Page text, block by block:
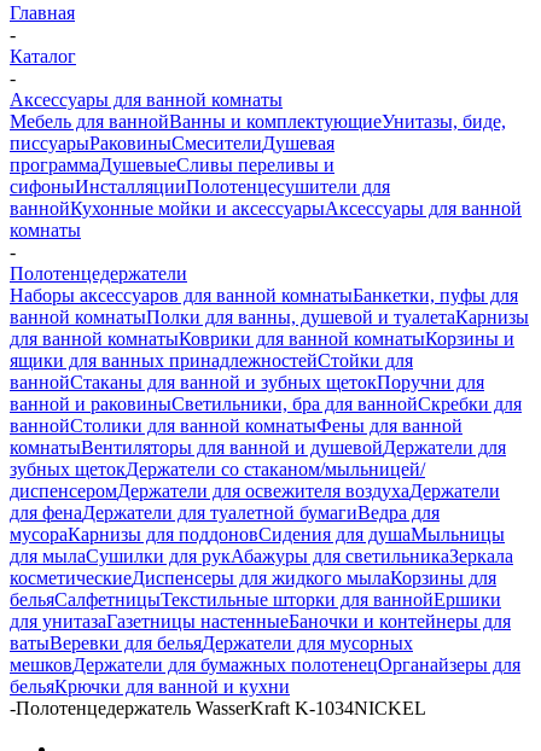
Главная
-
Каталог
-
Аксессуары для ванной комнаты
Мебель для ваннойВанны и комплектующиеУнитазы, биде,
писсуарыРаковиныСмесителиДушевая
программаДушевыеСливы переливы и
сифоныИнсталляцииПолотенцесушители для
ваннойКухонные мойки и аксессуарыАксессуары для ванной
комнаты
-
Полотенцедержатели
Наборы аксессуаров для ванной комнатыБанкетки, пуфы для
ванной комнатыПолки для ванны, душевой и туалетаКарнизы
для ванной комнатыКоврики для ванной комнатыКорзины и
ящики для ванных принадлежностейСтойки для
ваннойСтаканы для ванной и зубных щетокПоручни для
ванной и раковиныСветильники, бра для ваннойСкребки для
ваннойСтолики для ванной комнатыФены для ванной
комнатыВентиляторы для ванной и душевойДержатели для
зубных щетокДержатели со стаканом/мыльницей/
диспенсеромДержатели для освежителя воздухаДержатели
для фенаДержатели для туалетной бумагиВедра для
мусораКарнизы для поддоновСидения для душаМыльницы
для мылаСушилки для рукАбажуры для светильникаЗеркала
косметическиеДиспенсеры для жидкого мылаКорзины для
бельяСалфетницыТекстильные шторки для ваннойЕршики
для унитазаГазетницы настенныеБаночки и контейнеры для
ватыВеревки для бельяДержатели для мусорных
мешковДержатели для бумажных полотенецОрганайзеры для
бельяКрючки для ванной и кухни
-Полотенцедержатель WasserKraft K-1034NICKEL